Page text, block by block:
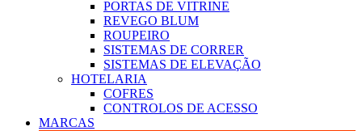
PORTAS DE VITRINE
REVEGO BLUM
ROUPEIRO
SISTEMAS DE CORRER
SISTEMAS DE ELEVAÇÃO
HOTELARIA
COFRES
CONTROLOS DE ACESSO
MARCAS